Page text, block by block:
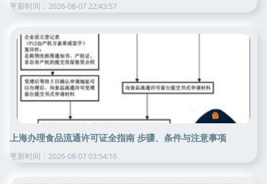
更新时间：2026-08-07 22:43:57
上海办理食品流通许可证全指南 步骤、条件与注意事项
更新时间：2026-08-07 03:54:16